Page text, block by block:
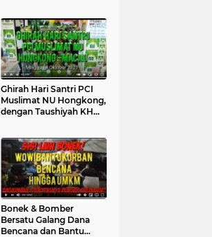
Ghirah Hari Santri PCI
Muslimat NU Hongkong,
dengan Taushiyah KH
Bonek & Bomber
Bersatu Galang Dana
Bencana dan Bantu